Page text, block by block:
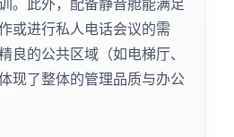
。此外，配备静音舱能满足
或进行私人电话会议的需
良的公共区域（如电梯厅、
现了整体的管理品质与办公